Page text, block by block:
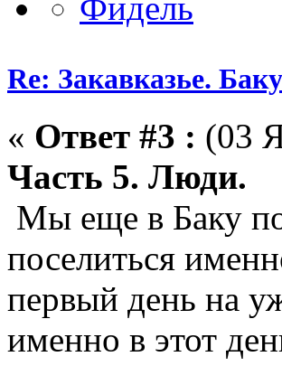
Re: Закавказье. Баку
« Ответ #3 : (03
Часть 5. Люди.
Мы еще в Баку
поселиться
первый день на
именно в этот